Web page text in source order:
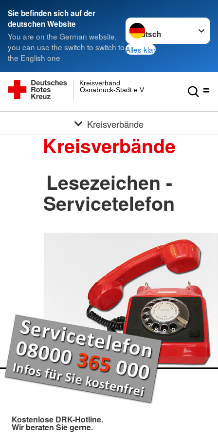
Sie befinden sich auf der
deutschen Website
You are on the German website,
you can use the switch to switch to
the English one
Sprache wechseln zu
Alles klar
Osnabrück-Stadt e.V.
Kreisverband
Kreisverbände
Kreisverbände
Lesezeichen -
Servicetelefon
Kostenlose DRK-Hotline.
Wir beraten Sie gerne.